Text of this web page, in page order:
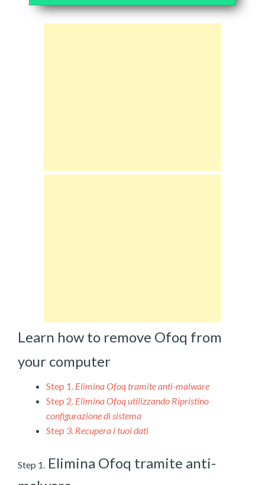
Learn how to remove Ofoq from
your computer
Step 1. Elimina Ofoq tramite anti-malware
Step 2. Elimina Ofoq utilizzando Ripristino
configurazione di sistema
Step 3. Recupera i tuoi dati
Step 1. Elimina Ofoq tramite anti-